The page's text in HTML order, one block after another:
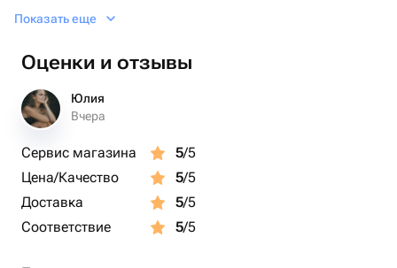
придавая ему легкий аромат. Всё это красочное
упаковку, которая делает букет идеальным подарком
для каждого особенного случая.
Показать еще
Оценки и отзывы
Юлия
Вчера
Сервис магазина 5/5
Цена/Качество
5/5
Доставка
5/5
Соответствие
5/5